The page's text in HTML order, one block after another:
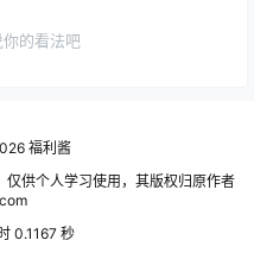
的看法吧
福利酱
供个人学习使用，其版权归原作者
0.1167 秒